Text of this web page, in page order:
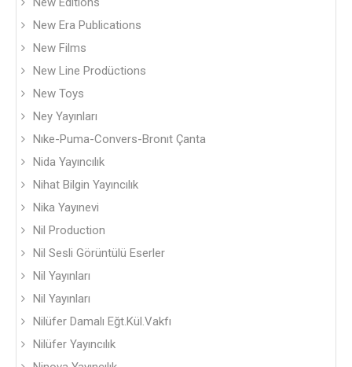
New Era Publications
New Films
New Line Prodüctions
New Toys
Ney Yayınları
Nıke-Puma-Convers-Bronıt Çanta
Nida Yayıncılık
Nihat Bilgin Yayıncılık
Nika Yayınevi
Nil Production
Nil Sesli Görüntülü Eserler
Nil Yayınları
Nil Yayınları
Nilüfer Damalı Eğt.Kül.Vakfı
Nilüfer Yayıncılık